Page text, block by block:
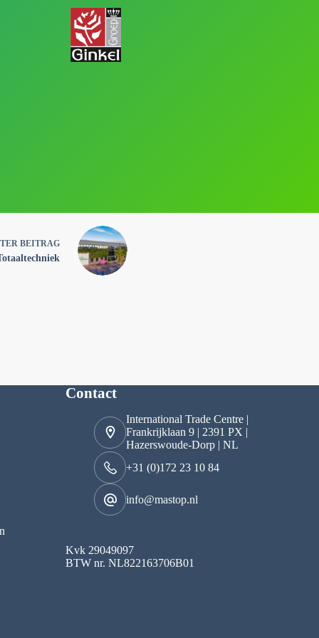
BEITRAG
Contact
International Trade Centre |
Frankrijklaan 9 | 2391 PX |
Hazerswoude-Dorp | NL
+31 (0)172 23 10 84
info@mastop.nl
Kvk 29049097
BTW nr. NL822163706B01